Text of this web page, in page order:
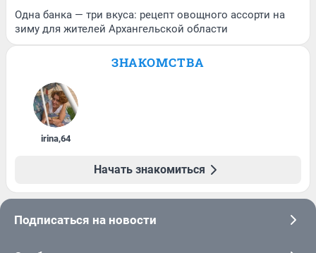
Одна банка — три вкуса: рецепт овощного ассорти на
зиму для жителей Архангельской области
ЗНАКОМСТВА
irina,64
Начать знакомиться
Подписаться на новости